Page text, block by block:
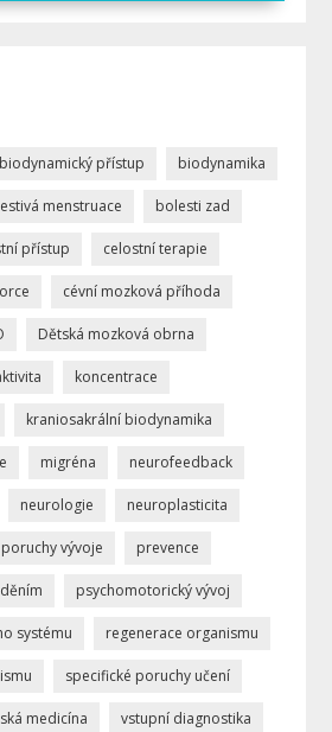
biodynamický přístup biodynamika
menstruace bolesti zad
přístup celostní terapie
cévní mozková příhoda
Dětská mozková obrna
koncentrace
kraniosakrální biodynamika
migréna neurofeedback
neurologie neuroplasticita
poruchy vývoje prevence
psychomotorický vývoj
systému regenerace organismu
specifické poruchy učení
medicína vstupní diagnostika